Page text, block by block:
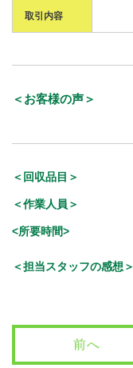
取引内容
＜お客様の声＞
＜回収品目＞
＜作業人員＞
<所要時間>
＜担当スタッフの感想＞
前へ